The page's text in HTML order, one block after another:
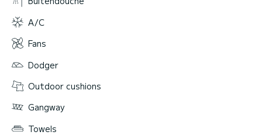
A/C
Fans
Dodger
Outdoor cushions
Gangway
Towels